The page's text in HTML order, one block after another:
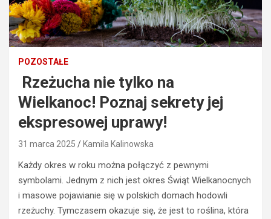
POZOSTAŁE
Rzeżucha nie tylko na
Wielkanoc! Poznaj sekrety jej
ekspresowej uprawy!
31 marca 2025 Kamila Kalinowska
Każdy okres w roku można połączyć z pewnymi
symbolami. Jednym z nich jest okres Świąt Wielkanocnych
i masowe pojawianie się w polskich domach hodowli
rzeżuchy. Tymczasem okazuje się, że jest to roślina, która